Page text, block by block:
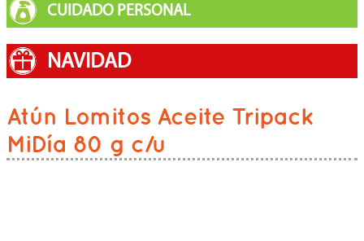
CUIDADO PERSONAL
NAVIDAD
Atún Lomitos Aceite Tripack
MiDía 80 g c/u